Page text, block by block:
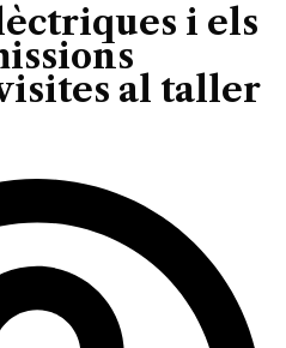
i els
al taller